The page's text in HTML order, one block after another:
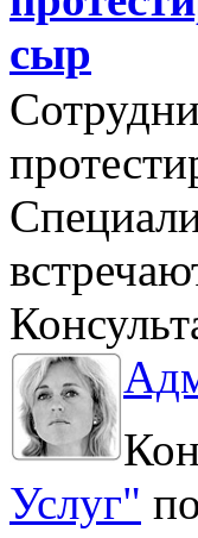
сыр
Услуг"